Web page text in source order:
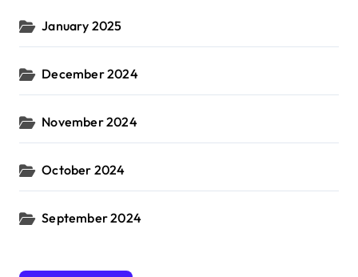
January 2025
December 2024
November 2024
October 2024
September 2024